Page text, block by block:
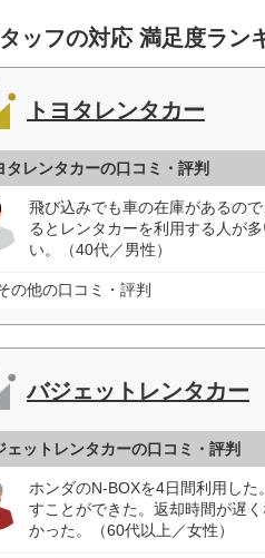
ッフの対応 満足度ラン
トヨタレンタカー
タレンタカーの口コミ・評判
飛び込みでも車の在庫があるの
るとレンタカーを利用する人が
い。（40代／男性）
の他の口コミ・評判
バジェットレンタカー
ェットレンタカーの口コミ・評判
ホンダのN-BOXを4日間利用し
すことができた。返却時間が遅
かった。（60代以上／女性）